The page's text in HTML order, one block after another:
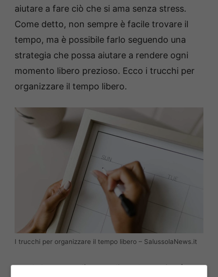
aiutare a fare ciò che si ama senza stress.
Come detto, non sempre è facile trovare il
tempo, ma è possibile farlo seguendo una
strategia che possa aiutare a rendere ogni
momento libero prezioso. Ecco i trucchi per
organizzare il tempo libero.
I trucchi per organizzare il tempo libero – SalussolaNews.it
Impara a dire no: dicendo no si può